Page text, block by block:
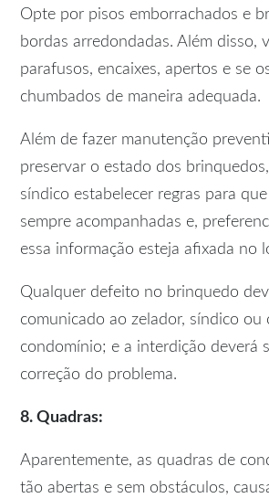
Opte por pisos emborrachados e
bordas arredondadas. Além disso,
parafusos, encaixes, apertos e se
chumbados de maneira adequada.
Além de fazer manutenção
preservar o estado dos
síndico estabelecer regras para
sempre acompanhadas e,
essa informação esteja afixada no
Qualquer defeito no brinquedo
comunicado ao zelador, síndico
condomínio; e a interdição deverá
correção do problema.
8. Quadras:
Aparentemente, as quadras de
tão abertas e sem obstáculos,